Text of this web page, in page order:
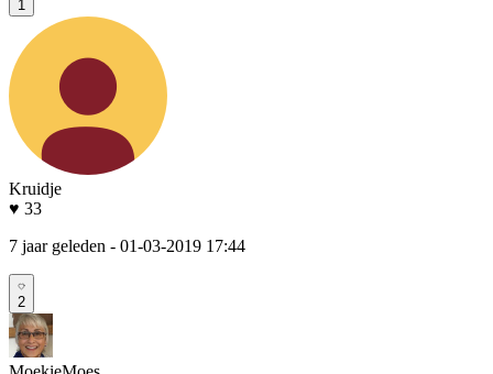
1
Kruidje
♥ 33
7 jaar geleden - 01-03-2019 17:44
2